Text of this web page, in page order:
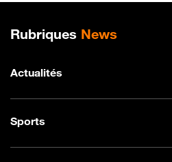
Plan de site
Rubriques News
Actualités
Sports